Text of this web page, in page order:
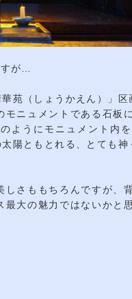
が…
苑（しょうかえん）」区
ニュメントである石板
ようにモニュメント内
陽ともとれる、とても神
さももちろんですが、
大の魅力ではないかと